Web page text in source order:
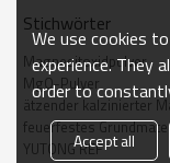
Gummi, Pharma,
emediation.
Stichwörter
Magnesitoxidpulver
MgO-Pulver
ätzender kalzinierter
feuerfestes
YUTONG REF
We use cookies
experience. They
order to
Accept all